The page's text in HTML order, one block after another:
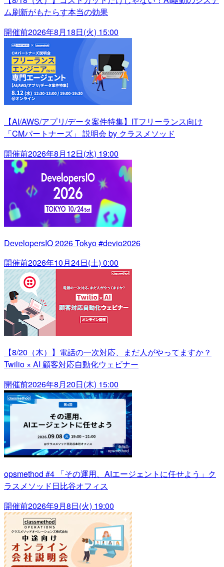
ム刷新がもたらす本当の効果
開催前2026年8月18日(火) 15:00
【AI/AWS/アプリ/データ案件特集】ITフリーランス向け
「CMパートナーズ」 説明会 by クラスメソッド
開催前2026年8月12日(水) 19:00
DevelopersIO 2026 Tokyo #devio2026
開催前2026年10月24日(土) 0:00
【8/20（木）】電話の一次対応、まだ人がやってますか？
Twilio × AI 顧客対応自動化ウェビナー
開催前2026年8月20日(木) 15:00
opsmethod #4 「その運用、AIエージェントに任せよう」ク
ラスメソッド日比谷オフィス
開催前2026年9月8日(火) 19:00